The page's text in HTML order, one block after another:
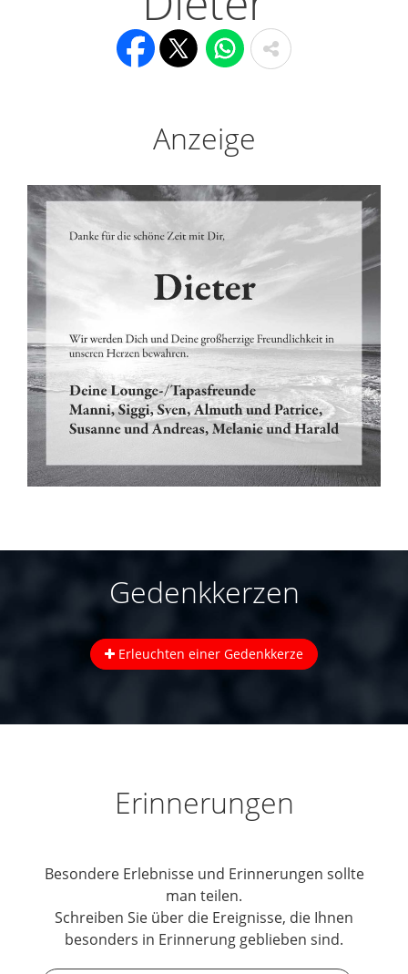
Anzeige
Gedenkkerzen
Erleuchten einer Gedenkkerze
Erinnerungen
Besondere Erlebnisse und Erinnerungen sollte
man teilen.
Schreiben Sie über die Ereignisse, die Ihnen
besonders in Erinnerung geblieben sind.